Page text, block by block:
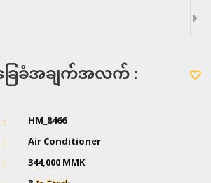
ြေခံအချက်အလက် :
HM_8466
Air Conditioner
344,000MMK